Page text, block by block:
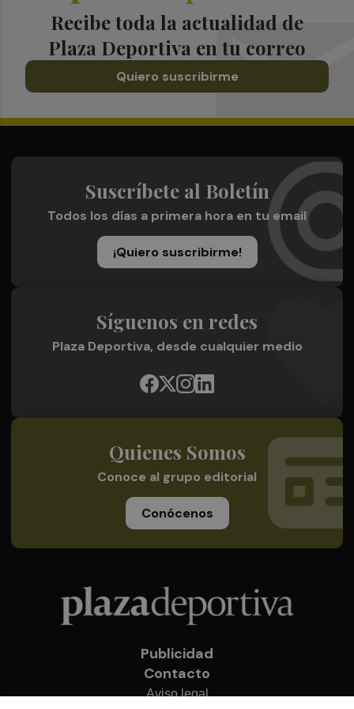
Recibe toda la actualidad de
Plaza Deportiva en tu correo
Quiero suscribirme
Suscríbete al Boletín
Todos los días a primera hora en tu email
¡Quiero suscribirme!
Síguenos en redes
Plaza Deportiva, desde cualquier medio
Quienes Somos
Conoce al grupo editorial
Conócenos
Publicidad
Contacto
Aviso legal